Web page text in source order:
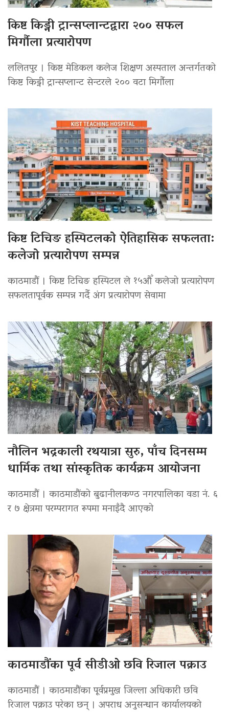
किष्ट किड्नी ट्रान्सप्लान्टद्वारा २०० सफल
मिर्गौला प्रत्यारोपण
ललितपुर । किष्ट मेडिकल कलेज शिक्षण अस्पताल अन्तर्गतको
किष्ट किड्नी ट्रान्सप्लान्ट सेन्टरले २०० वटा मिर्गौला
किष्ट टिचिङ हस्पिटलको ऐतिहासिक सफलता:
कलेजो प्रत्यारोपण सम्पन्न
काठमाडौं । किष्ट टिचिङ हस्पिटल ले १५औँ कलेजो प्रत्यारोपण
सफलतापूर्वक सम्पन्न गर्दै अंग प्रत्यारोपण सेवामा
नौलिन भद्रकाली रथयात्रा सुरु, पाँच दिनसम्म
धार्मिक तथा सांस्कृतिक कार्यक्रम आयोजना
काठमाडौं । काठमाडौंको बुढानीलकण्ठ नगरपालिका वडा नं. ६
र ७ क्षेत्रमा परम्परागत रूपमा मनाइँदै आएको
काठमाडौंका पूर्व सीडीओ छवि रिजाल पक्राउ
काठमाडौं । काठमाडौंका पूर्वप्रमुख जिल्ला अधिकारी छवि
रिजाल पक्राउ परेका छन् । अपराध अनुसन्धान कार्यालयको